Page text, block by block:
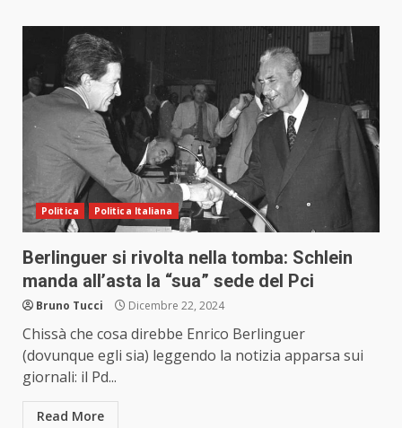
Politica Politica Italiana
Berlinguer si rivolta nella tomba: Schlein
manda all’asta la “sua” sede del Pci
Bruno Tucci Dicembre 22, 2024
Chissà che cosa direbbe Enrico Berlinguer
(dovunque egli sia) leggendo la notizia apparsa sui
giornali: il Pd...
Read More